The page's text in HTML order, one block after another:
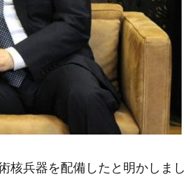
核兵器を配備したと明かしまし